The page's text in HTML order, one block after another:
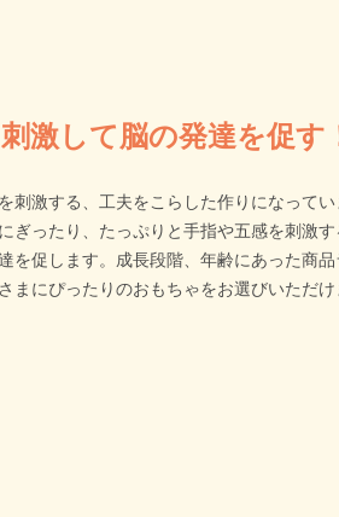
激して脳の発達を促す
刺激する、工夫をこらした作りになってい
ぎったり、たっぷりと手指や五感を刺激
を促します。成長段階、年齢にあった商
まにぴったりのおもちゃをお選びいただけ